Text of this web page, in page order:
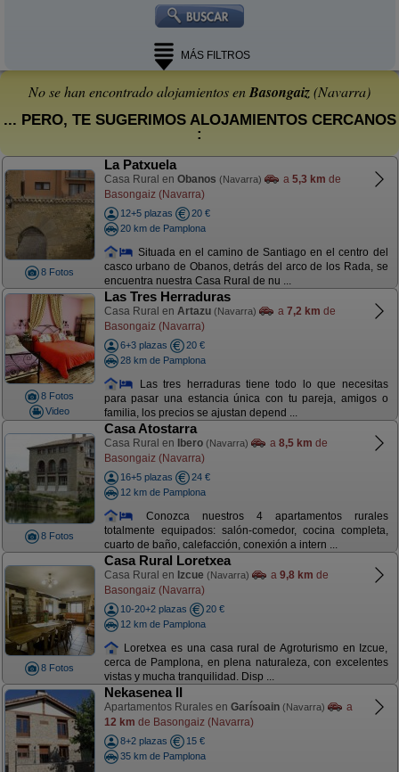
MÁS FILTROS
No se han encontrado alojamientos enBasongaiz(Navarra)
... PERO, TE SUGERIMOS ALOJAMIENTOS CERCANOS
:
8 Fotos
La Patxuela
Casa Rural en Obanos (Navarra) a 5,3 km de
Basongaiz (Navarra)
12+5 plazas
20 €
20 km de Pamplona
Situada en el camino de Santiago en el centro del
casco urbano de Obanos, detrás del arco de los Rada, se
encuentra nuestra Casa Rural de nu ...
8 Fotos
Video
Las Tres Herraduras
Casa Rural en Artazu (Navarra) a 7,2 km de
Basongaiz (Navarra)
6+3 plazas
20 €
28 km de Pamplona
Las tres herraduras tiene todo lo que necesitas
para pasar una estancia única con tu pareja, amigos o
familia, los precios se ajustan depend ...
8 Fotos
Casa Atostarra
Casa Rural en Ibero (Navarra) a 8,5 km de
Basongaiz (Navarra)
16+5 plazas
24 €
12 km de Pamplona
Conozca nuestros 4 apartamentos rurales
totalmente equipados: salón-comedor, cocina completa,
cuarto de baño, calefacción, conexión a intern ...
8 Fotos
Casa Rural Loretxea
Casa Rural en Izcue (Navarra) a 9,8 km de
Basongaiz (Navarra)
10-20+2 plazas
20 €
12 km de Pamplona
Loretxea es una casa rural de Agroturismo en Izcue,
cerca de Pamplona, en plena naturaleza, con excelentes
vistas y mucha tranquilidad. Disp ...
Nekasenea II
Apartamentos Rurales en Garísoain (Navarra)
a
12 km de Basongaiz (Navarra)
8+2 plazas
15 €
35 km de Pamplona